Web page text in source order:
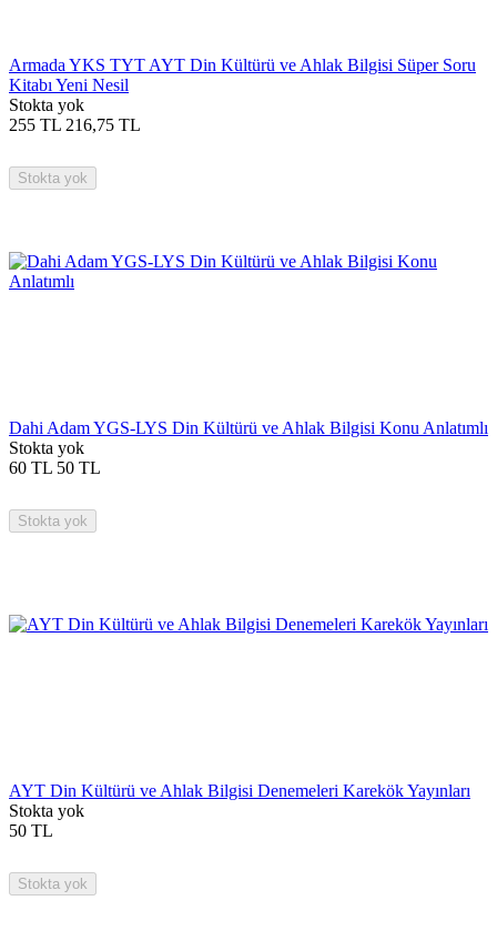
Armada YKS TYT AYT Din Kültürü ve Ahlak Bilgisi Süper Soru
Kitabı Yeni Nesil
Stokta yok
255 TL 216,75 TL
Stokta yok
Dahi Adam YGS-LYS Din Kültürü ve Ahlak Bilgisi Konu Anlatımlı
Stokta yok
60 TL 50 TL
Stokta yok
AYT Din Kültürü ve Ahlak Bilgisi Denemeleri Karekök Yayınları
Stokta yok
50 TL
Stokta yok